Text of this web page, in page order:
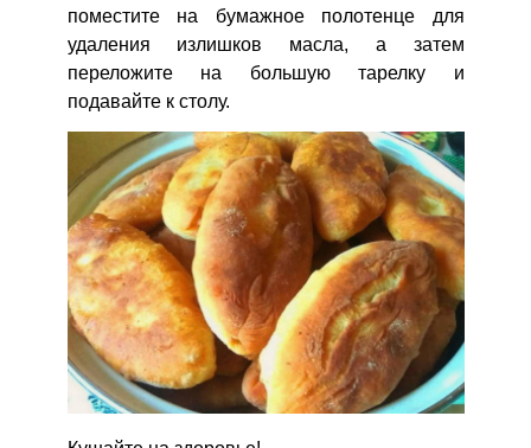
поместите на бумажное полотенце для
удаления излишков масла, а затем
переложите на большую тарелку и
подавайте к столу.